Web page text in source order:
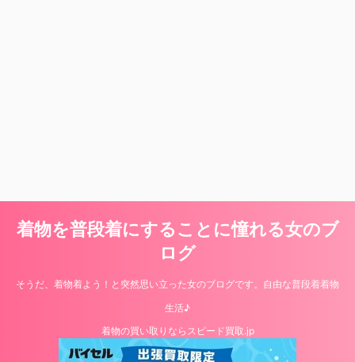
着物を普段着にすることに憧れる女のブ
ログ
そうだ、着物着よう！と突然思い立った女のブログです。自由な普段着着物
生活♪
着物の買い取りならスピード買取.jp